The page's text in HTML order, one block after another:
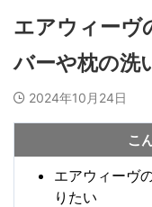
エアウィーヴ
バーや枕の洗
2024年10月24日
こ
エアウィーヴ
りたい